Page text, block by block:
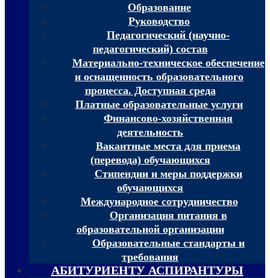
Образование
Руководство
Педагогический (научно-
педагогический) состав
Материально-техническое обеспечение
и оснащенность образовательного
процесса. Доступная среда
Платные образовательные услуги
Финансово-хозяйственная
деятельность
Вакантные места для приема
(перевода) обучающихся
Стипендии и меры поддержки
обучающихся
Международное сотрудничество
Организация питания в
образовательной организации
Образовательные стандарты и
требования
АБИТУРИЕНТУ АСПИРАНТУРЫ